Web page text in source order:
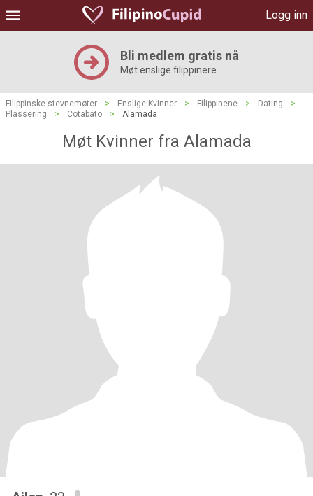
Logg inn
Bli medlem gratis nå
Møt enslige filippinere
Filippinske stevnemøter > Enslige Kvinner > Filippinene > Dating
>
Plassering
> Cotabato > Alamada
Møt Kvinner fra Alamada